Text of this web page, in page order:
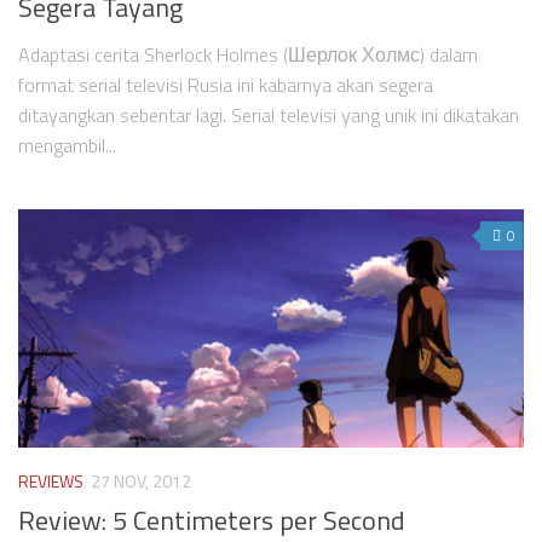
Television
Games
Adaptasi cerita Sherlock Holmes (Шерлок Холмс) dalam
format serial televisi Rusia ini kabarnya akan segera
ditayangkan sebentar lagi. Serial televisi yang unik ini dikatakan
mengambil...
0
REVIEWS 27 NOV, 2012
Review: 5 Centimeters per Second